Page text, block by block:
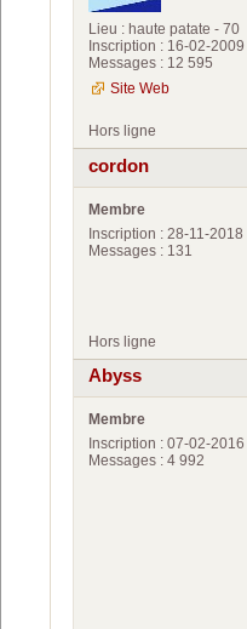
Lieu : haute patate - 70
Inscription : 16-02-2009
Messages : 12 595
Site Web
Hors ligne
cordon
Membre
Inscription : 28-11-2018
Messages : 131
Hors ligne
Abyss
Membre
Inscription : 07-02-2016
Messages : 4 992